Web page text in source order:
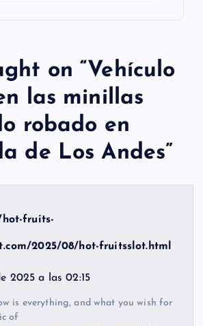
on “Vehículo
las minillas
robado en
de Los Andes”
fruits-
2025/08/hot-fruitsslot.html
2025 a las 02:15
is everything, and what you wish for
of